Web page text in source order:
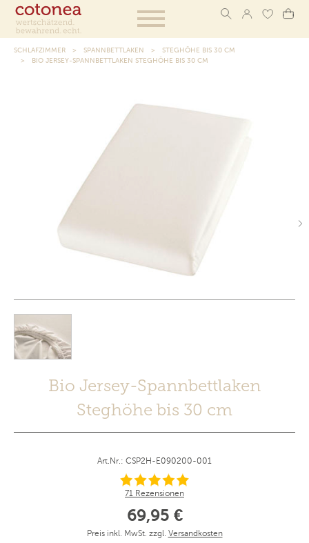
SCHLAFZIMMER SPANNBETTLAKEN
STEGHÖHE BIS 30 CM
BIO JERSEY-SPANNBETTLAKEN STEGHÖHE BIS 30 CM
Bio Jersey-Spannbettlaken
Steghöhe bis 30 cm
Art.Nr.: CSP2H-E090200-001
71 Rezensionen
69,95 €
Preis inkl. MwSt. zzgl. Versandkosten